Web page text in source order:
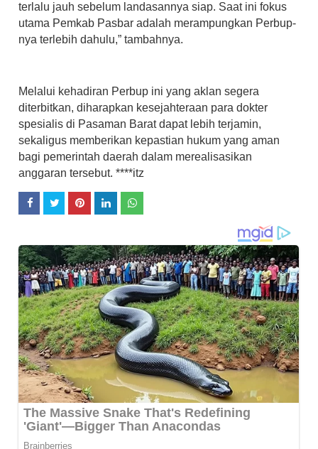
terlalu jauh sebelum landasannya siap. Saat ini fokus
utama Pemkab Pasbar adalah merampungkan Perbup-
nya terlebih dahulu,” tambahnya.
Melalui kehadiran Perbup ini yang aklan segera
diterbitkan, diharapkan kesejahteraan para dokter
spesialis di Pasaman Barat dapat lebih terjamin,
sekaligus memberikan kepastian hukum yang aman
bagi pemerintah daerah dalam merealisasikan
anggaran tersebut. ****itz